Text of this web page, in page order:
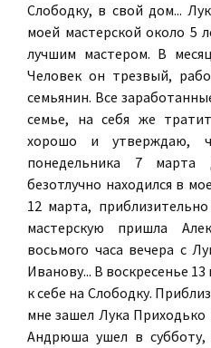
Слободку, в свой дом...
моей мастерской около 5
лучшим мастером. В
Человек он трезвый,
семьянин. Все
семье, на себя же
хорошо и утверждаю,
понедельника 7
безотлучно находился в
12 марта,
мастерскую пришла
восьмого часа вечера с
Иванову... В воскресенье
к себе на Слободку.
мне зашел Лука Приходько
Андрюша ушел в